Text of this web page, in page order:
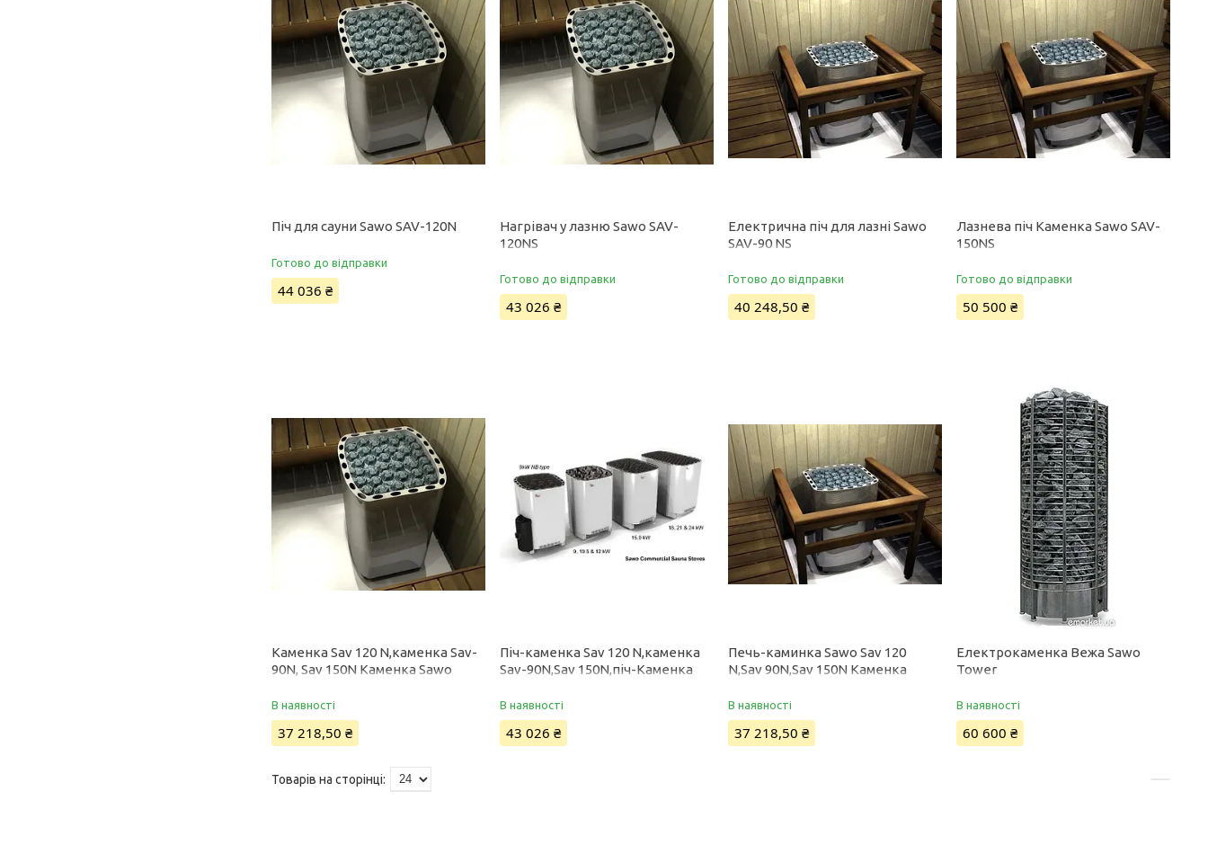
Піч для сауни Sawo SAV-120N
Готово до відправки
44 036 ₴
Нагрівач у лазню Sawo SAV-
120NS
Готово до відправки
43 026 ₴
Електрична піч для лазні Sawo
SAV-90 NS
Готово до відправки
40 248,50 ₴
Лазнева піч Каменка Sawo SAV-
150NS
Готово до відправки
50 500 ₴
Каменка Sav 120 N,каменка Sav-
90N, Sav 150N Каменка Sawo
В наявності
37 218,50 ₴
Піч-каменка Sav 120 N,каменка
Sav-90N,Sav 150N,піч-Каменка
В наявності
43 026 ₴
Печь-каминка Sawo Sav 120
N,Sav 90N,Sav 150N Каменка
В наявності
37 218,50 ₴
Електрокаменка Вежа Sawo
Tower
В наявності
60 600 ₴